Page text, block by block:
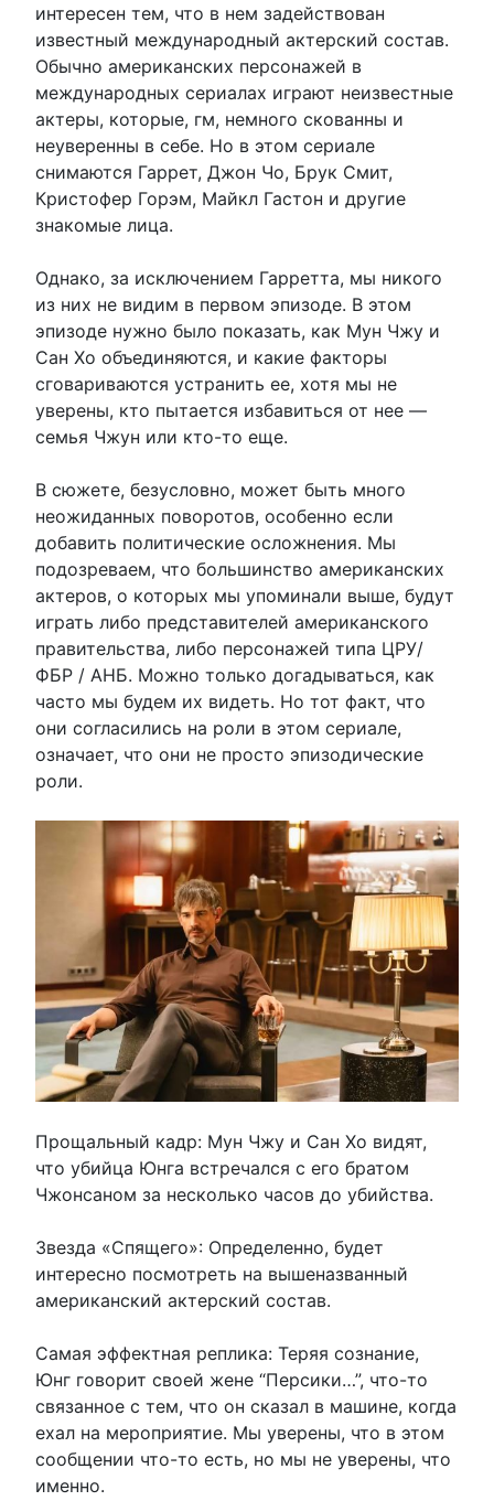
интересен тем, что в нем задействован
известный международный актерский состав.
Обычно американских персонажей в
международных сериалах играют неизвестные
актеры, которые, гм, немного скованны и
неуверенны в себе. Но в этом сериале
снимаются Гаррет, Джон Чо, Брук Смит,
Кристофер Горэм, Майкл Гастон и другие
знакомые лица.
Однако, за исключением Гарретта, мы никого
из них не видим в первом эпизоде. В этом
эпизоде нужно было показать, как Мун Чжу и
Сан Хо объединяются, и какие факторы
сговариваются устранить ее, хотя мы не
уверены, кто пытается избавиться от нее —
семья Чжун или кто-то еще.
В сюжете, безусловно, может быть много
неожиданных поворотов, особенно если
добавить политические осложнения. Мы
подозреваем, что большинство американских
актеров, о которых мы упоминали выше, будут
играть либо представителей американского
правительства, либо персонажей типа ЦРУ/
ФБР / АНБ. Можно только догадываться, как
часто мы будем их видеть. Но тот факт, что
они согласились на роли в этом сериале,
означает, что они не просто эпизодические
роли.
Прощальный кадр: Мун Чжу и Сан Хо видят,
что убийца Юнга встречался с его братом
Чжонсаном за несколько часов до убийства.
Звезда «Спящего»: Определенно, будет
интересно посмотреть на вышеназванный
американский актерский состав.
Самая эффектная реплика: Теряя сознание,
Юнг говорит своей жене “Персики…”, что-то
связанное с тем, что он сказал в машине, когда
ехал на мероприятие. Мы уверены, что в этом
сообщении что-то есть, но мы не уверены, что
именно.